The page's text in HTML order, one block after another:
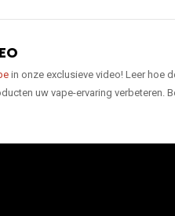
in onze exclusieve video! Leer hoe
uw vape-ervaring